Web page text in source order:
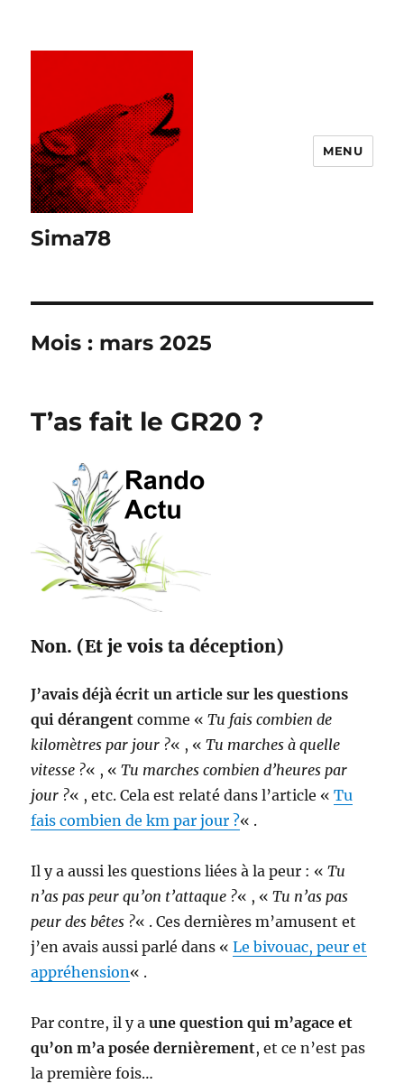
Sima78
MENU
Mois : mars 2025
T’as fait le GR20 ?
Non. (Et je vois ta déception)
J’avais déjà écrit un article sur les questions
qui dérangent comme «Tu fais combien de
kilomètres par jour ?« , «Tu marches à quelle
vitesse ?« , «Tu marches combien d’heures par
jour ?« , etc. Cela est relaté dans l’article «Tu
fais combien de km par jour ?« .
Il y a aussi les questions liées à la peur : «Tu
n’as pas peur qu’on t’attaque ?« , «Tu n’as pas
peur des bêtes ?« . Ces dernières m’amusent et
j’en avais aussi parlé dans «Le bivouac, peur et
appréhension« .
Par contre, il y aune question qui m’agace et
qu’on m’a posée dernièrement, et ce n’est pas
la première fois…